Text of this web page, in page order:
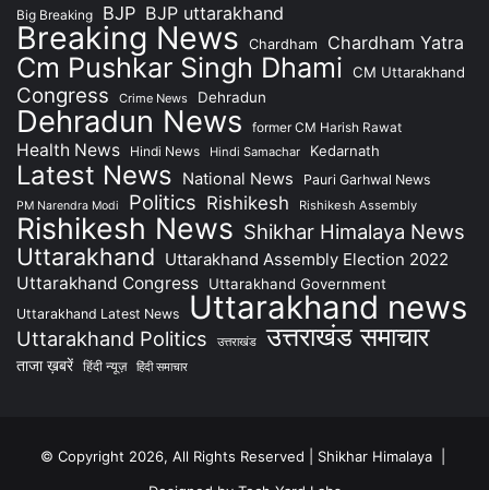
Big Breaking BJP BJP uttarakhand
Breaking News Chardham Chardham Yatra
Cm Pushkar Singh Dhami CM Uttarakhand
Congress Crime News Dehradun
Dehradun News former CM Harish Rawat
Health News Hindi News Hindi Samachar Kedarnath
Latest News National News Pauri Garhwal News
PM Narendra Modi Politics Rishikesh Rishikesh Assembly
Rishikesh News Shikhar Himalaya News
Uttarakhand Uttarakhand Assembly Election 2022
Uttarakhand Congress
Uttarakhand Government
Uttarakhand Latest News Uttarakhand news
Uttarakhand Politics उत्तराखंड उत्तराखंड समाचार
ताजा ख़बरें हिंदी न्यूज़ हिंदी समाचार
© Copyright 2026, All Rights Reserved | Shikhar Himalaya |